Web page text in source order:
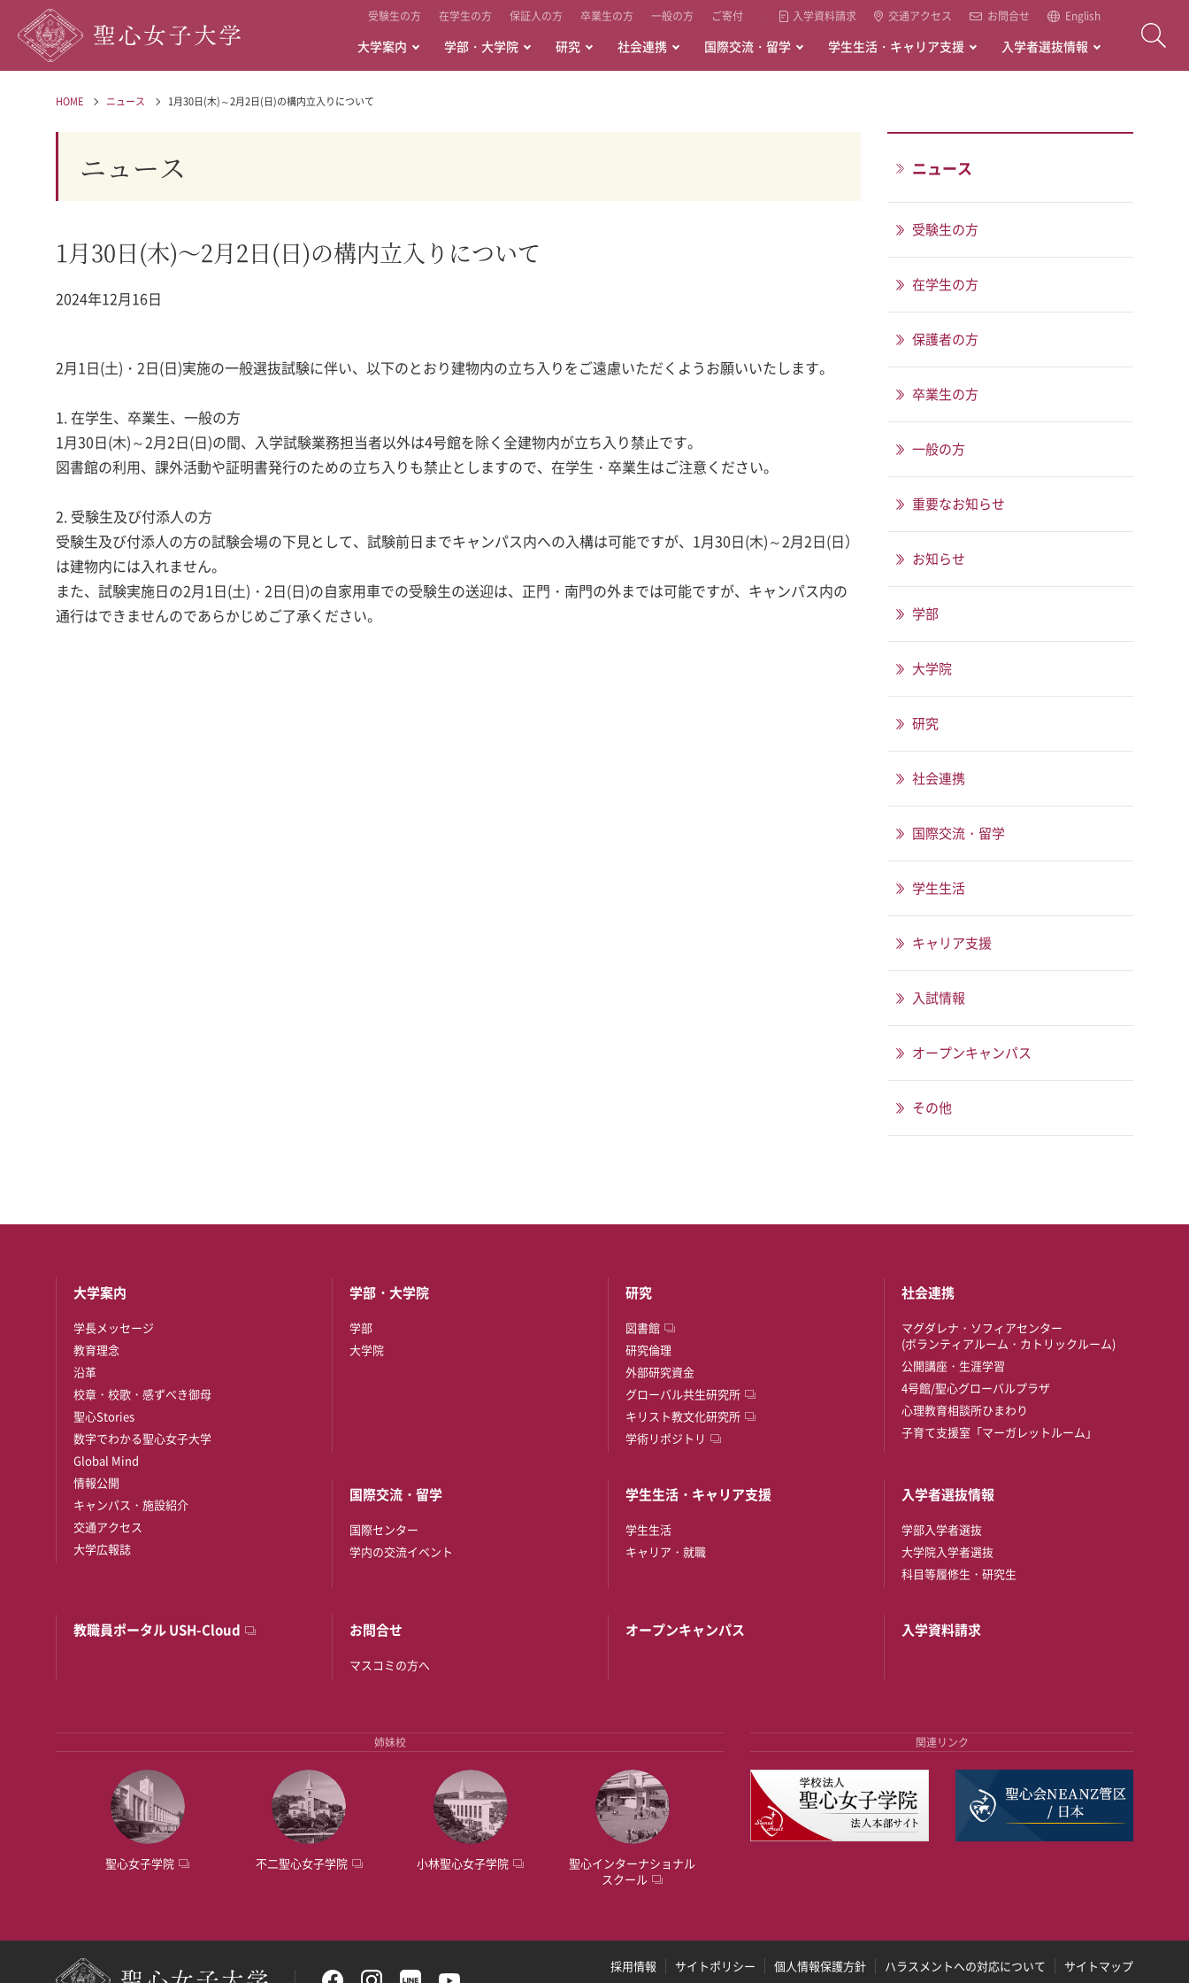
受験生の方 在学生の方 保証人の方 卒業生の方 一般の方 ご寄付 入学資料請求 交通アクセス お問合せ English
大学案内 学部・大学院 研究 社会連携 国際交流・留学 学生生活・キャリア支援 入学者選抜情報
HOME ニュース 1月30日(木)～2月2日(日)の構内立入りについて
ニュース
1月30日(木)～2月2日(日)の構内立入りについて
2024年12月16日
2月1日(土)・2日(日)実施の一般選抜試験に伴い、以下のとおり建物内の立ち入りをご遠慮いただくようお願いいたします。
1. 在学生、卒業生、一般の方
1月30日(木)～2月2日(日)の間、入学試験業務担当者以外は4号館を除く全建物内が立ち入り禁止です。
図書館の利用、課外活動や証明書発行のための立ち入りも禁止としますので、在学生・卒業生はご注意ください。
2. 受験生及び付添人の方
受験生及び付添人の方の試験会場の下見として、試験前日までキャンパス内への入構は可能ですが、1月30日(木)～2月2日(日）
は建物内には入れません。
また、試験実施日の2月1日(土)・2日(日)の自家用車での受験生の送迎は、正門・南門の外までは可能ですが、キャンパス内の
通行はできませんのであらかじめご了承ください。
ニュース
受験生の方
在学生の方
保護者の方
卒業生の方
一般の方
重要なお知らせ
お知らせ
学部
大学院
研究
社会連携
国際交流・留学
学生生活
キャリア支援
入試情報
オープンキャンパス
その他
大学案内
学長メッセージ
教育理念
沿革
校章・校歌・感ずべき御母
聖心Stories
数字でわかる聖心女子大学
Global Mind
情報公開
キャンパス・施設紹介
交通アクセス
大学広報誌
学部・大学院
学部
大学院
研究
図書館
研究倫理
外部研究資金
グローバル共生研究所
キリスト教文化研究所
学術リポジトリ
社会連携
マグダレナ・ソフィアセンター
(ボランティアルーム・カトリックルーム)
公開講座・生涯学習
4号館/聖心グローバルプラザ
心理教育相談所ひまわり
子育て支援室「マーガレットルーム」
国際交流・留学
国際センター
学内の交流イベント
学生生活・キャリア支援
学生生活
キャリア・就職
入学者選抜情報
学部入学者選抜
大学院入学者選抜
科目等履修生・研究生
教職員ポータル USH-Cloud お問合せ
マスコミの方へ
オープンキャンパス 入学資料請求
姉妹校
聖心女子学院 不二聖心女子学院 小林聖心女子学院
聖心インターナショナル
スクール
関連リンク
採用情報 サイトポリシー 個人情報保護方針 ハラスメントへの対応について サイトマップ